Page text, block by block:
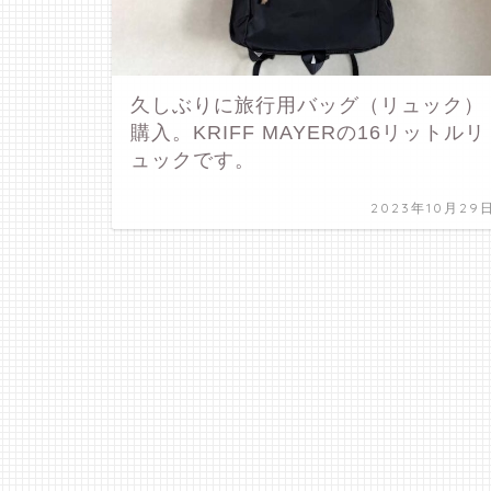
久しぶりに旅行用バッグ（リュック）
購入。KRIFF MAYERの16リットルリ
ュックです。
2023年10月29